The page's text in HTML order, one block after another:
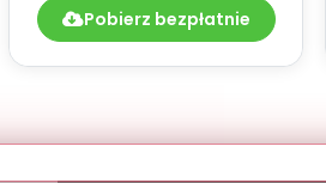
Pobierz bezpłatnie